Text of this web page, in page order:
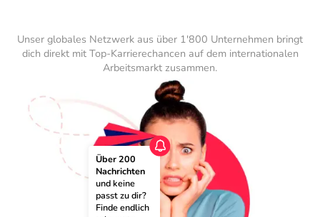
Unser globales Netzwerk aus über 1'800 Unternehmen bringt
dich direkt mit Top-Karrierechancen auf dem internationalen
Arbeitsmarkt zusammen.
Über 200
Nachrichten
und keine
passt zu dir?
Finde endlich